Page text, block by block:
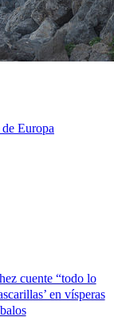
Europa
cuente “todo lo
en vísperas